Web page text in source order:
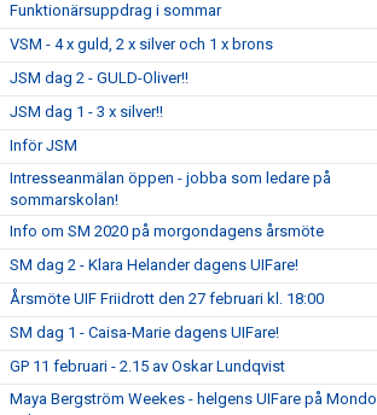
Funktionärsuppdrag i sommar
VSM - 4 x guld, 2 x silver och 1 x brons
JSM dag 2 - GULD-Oliver!!
JSM dag 1 - 3 x silver!!
Inför JSM
Intresseanmälan öppen - jobba som ledare på
sommarskolan!
Info om SM 2020 på morgondagens årsmöte
SM dag 2 - Klara Helander dagens UIFare!
Årsmöte UIF Friidrott den 27 februari kl. 18:00
SM dag 1 - Caisa-Marie dagens UIFare!
GP 11 februari - 2.15 av Oskar Lundqvist
Maya Bergström Weekes - helgens UIFare på Mondo